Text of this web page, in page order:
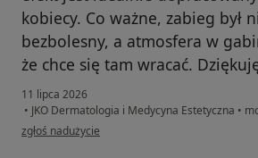
kobiecy. Co ważne, zabieg był
bezbolesny, a atmosfera w
że chce się tam wracać.
11 lipca 2026
• JKO Dermatologia i Medycyna Estetyczna •
w opinii użytkownika Izabela
zgłoś nadużycie